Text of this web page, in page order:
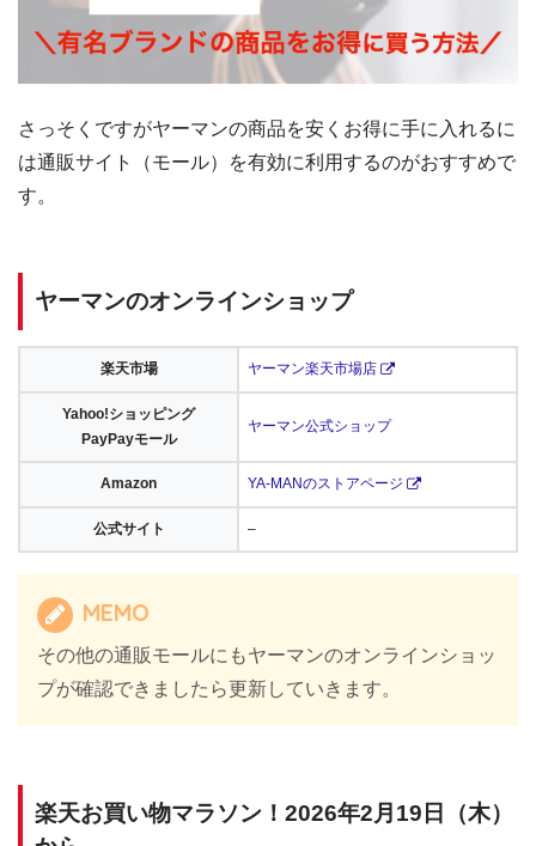
さっそくですがヤーマンの商品を安くお得に手に入れるに
は通販サイト（モール）を有効に利用するのがおすすめで
す。
ヤーマンのオンラインショップ
楽天市場 ヤーマン楽天市場店
Yahoo!ショッピング
PayPayモール
ヤーマン公式ショップ
Amazon YA-MANのストアページ
公式サイト –
MEMO
その他の通販モールにもヤーマンのオンラインショッ
プが確認できましたら更新していきます。
楽天お買い物マラソン！2026年2月19日（木）